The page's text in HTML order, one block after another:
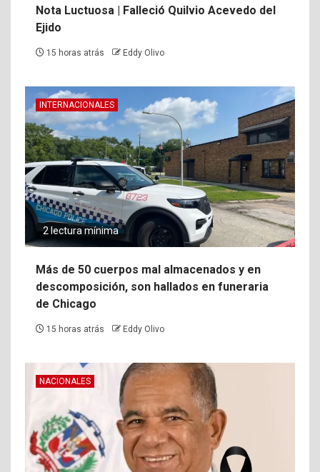
Nota Luctuosa | Falleció Quilvio Acevedo del
Ejido
15 horas atrás Eddy Olivo
INTERNACIONALES
2 lectura mínima
Más de 50 cuerpos mal almacenados y en
descomposición, son hallados en funeraria
de Chicago
15 horas atrás Eddy Olivo
NACIONALES